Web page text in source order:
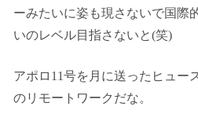
ーみたいに姿も現さないで国際
いのレベル目指さないと(笑)
アポロ11号を月に送ったヒュー
のリモートワークだな。